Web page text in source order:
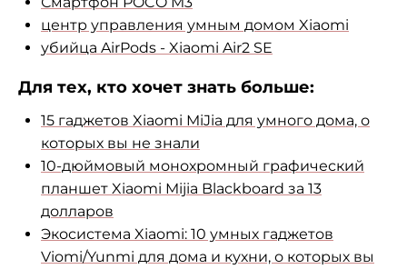
центр управления умным домом Xiaomi
убийца AirPods - Xiaomi Air2 SE
Для тех, кто хочет знать больше:
15 гаджетов Xiaomi MiJia для умного дома, о
которых вы не знали
10-дюймовый монохромный графический
планшет Xiaomi Mijia Blackboard за 13
долларов
Экосистема Xiaomi: 10 умных гаджетов
Viomi/Yunmi для дома и кухни, о которых вы